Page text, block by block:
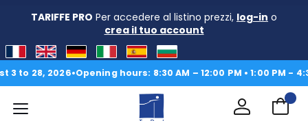
TARIFFE PRO Per accedere al listino prezzi, log-in o
crea il tuo account
2026•Opening hours: 8:30 AM – 12:00 PM • 1:00 PM - 4:30 PM|
Menu